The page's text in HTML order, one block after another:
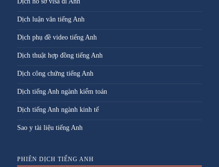
Dịch luận văn tiếng Anh
Dịch phụ đề video tiếng Anh
Dịch thuật hợp đồng tiếng Anh
Dịch công chứng tiếng Anh
Dịch tiếng Anh ngành kiểm toán
Dịch tiếng Anh ngành kinh tế
Sao y tài liệu tiếng Anh
PHIÊN DỊCH TIẾNG ANH